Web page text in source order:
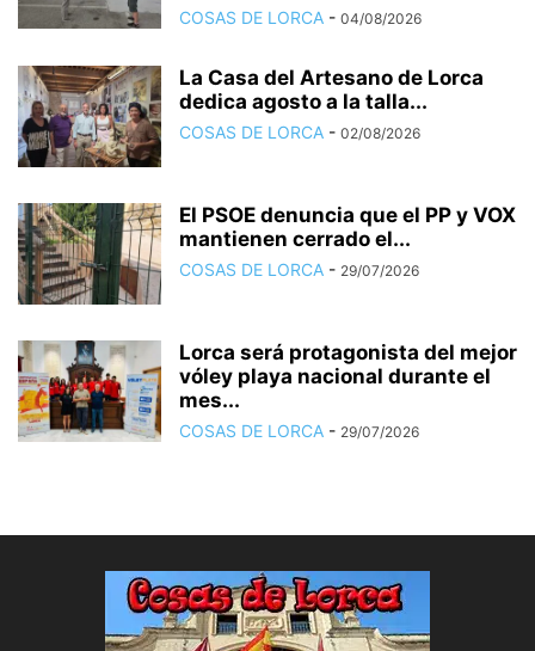
COSAS DE LORCA - 04/08/2026
La Casa del Artesano de Lorca
dedica agosto a la talla...
COSAS DE LORCA - 02/08/2026
El PSOE denuncia que el PP y VOX
mantienen cerrado el...
COSAS DE LORCA - 29/07/2026
Lorca será protagonista del mejor
vóley playa nacional durante el
mes...
COSAS DE LORCA - 29/07/2026